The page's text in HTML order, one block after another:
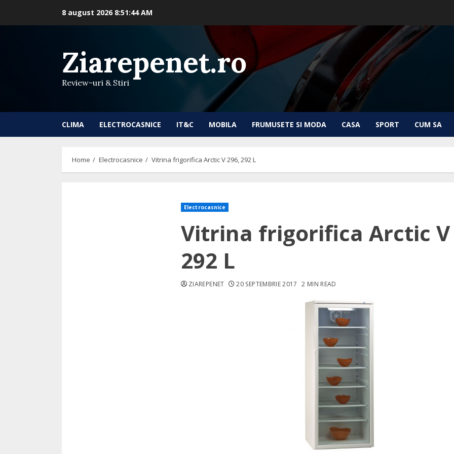
8 august 2026 8:51:45 AM
Ziarepenet.ro
Review-uri & Stiri
CLIMA ELECTROCASNICE IT&C MOBILA FRUMUSETE SI MODA CASA SPORT CUM SA
Home Electrocasnice Vitrina frigorifica Arctic V 296, 292 L
Electrocasnice
Vitrina frigorifica Arctic V
292 L
ZIAREPENET 20 SEPTEMBRIE 2017 2 MIN READ